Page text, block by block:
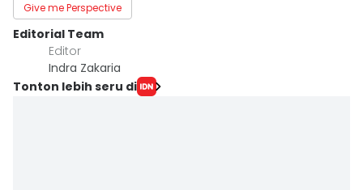
Give me Perspective
Editorial Team
Editor
Indra Zakaria
Tonton lebih seru di